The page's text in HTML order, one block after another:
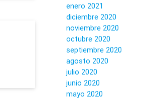
enero 2021
diciembre 2020
noviembre 2020
octubre 2020
septiembre 2020
agosto 2020
julio 2020
junio 2020
mayo 2020